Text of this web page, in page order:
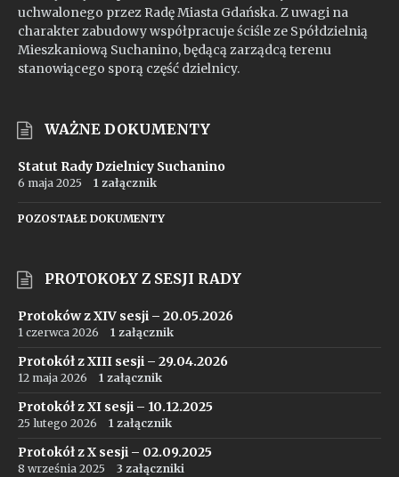
uchwalonego przez Radę Miasta Gdańska. Z uwagi na
charakter zabudowy współpracuje ściśle ze Spółdzielnią
Mieszkaniową Suchanino, będącą zarządcą terenu
stanowiącego sporą część dzielnicy.
WAŻNE DOKUMENTY
Statut Rady Dzielnicy Suchanino
6 maja 2025 1 załącznik
POZOSTAŁE DOKUMENTY
PROTOKOŁY Z SESJI RADY
Protoków z XIV sesji – 20.05.2026
1 czerwca 2026 1 załącznik
Protokół z XIII sesji – 29.04.2026
12 maja 2026 1 załącznik
Protokół z XI sesji – 10.12.2025
25 lutego 2026 1 załącznik
Protokół z X sesji – 02.09.2025
8 września 2025 3 załączniki